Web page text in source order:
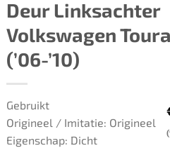
Deur Linksachter ​​​ ​​
Volkswagen
(’06-’10)​
(
Gebruikt
Origineel / Imitatie: Origineel
Eigenschap: Dicht